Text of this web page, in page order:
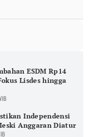
ESDM Rp14
Lisdes hingga
Independensi
Anggaran Diatur